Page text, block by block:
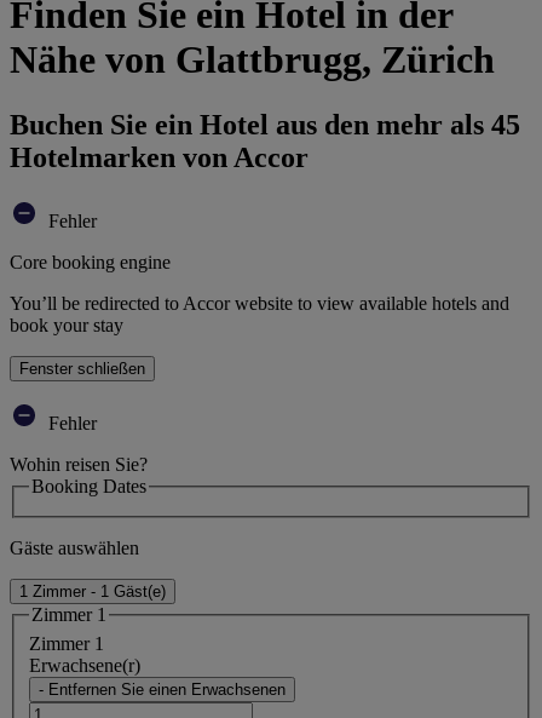
Finden Sie ein Hotel in der
Nähe von Glattbrugg, Zürich
Buchen Sie ein Hotel aus den mehr als 45
Hotelmarken von Accor
Fehler
Core booking engine
You’ll be redirected to Accor website to view available hotels and
book your stay
Fenster schließen
Fehler
Wohin reisen Sie?
Booking Dates
Gäste auswählen
1 Zimmer - 1 Gäst(e)
Zimmer 1
Zimmer 1
Erwachsene(r)
- Entfernen Sie einen Erwachsenen